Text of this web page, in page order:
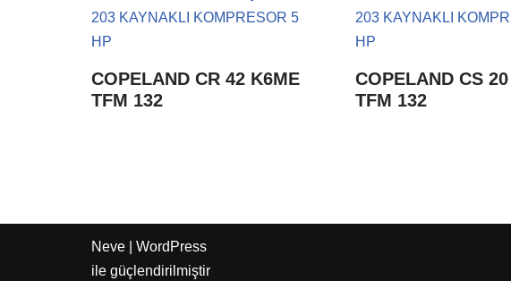
COPELAND CR 42 K6ME
TFM 132
COPELAND CS
TFM 132
Neve
WordPress
ile güçlendirilmiştir